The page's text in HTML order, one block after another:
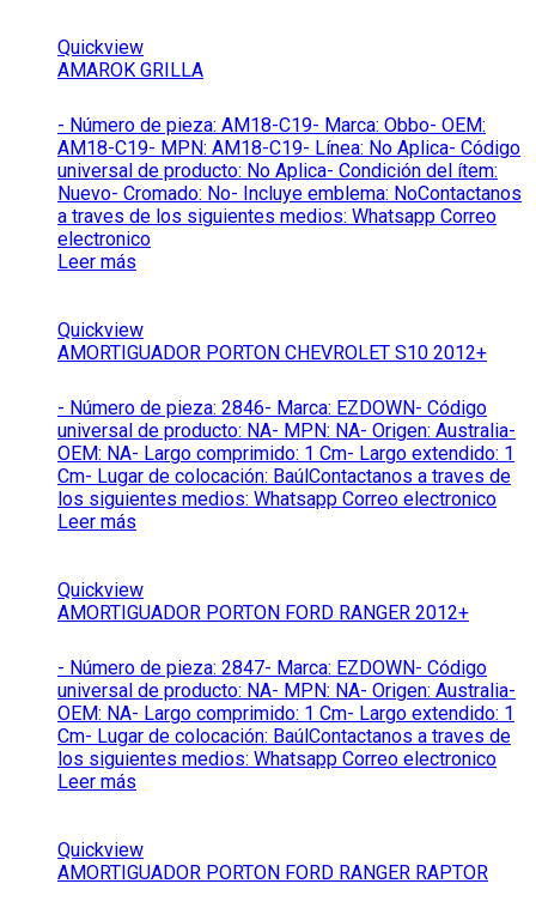
Quickview
AMAROK GRILLA
- Número de pieza: AM18-C19- Marca: Obbo- OEM:
AM18-C19- MPN: AM18-C19- Línea: No Aplica- Código
universal de producto: No Aplica- Condición del ítem:
Nuevo- Cromado: No- Incluye emblema: NoContactanos
a traves de los siguientes medios: Whatsapp Correo
electronico
Leer más
Quickview
AMORTIGUADOR PORTON CHEVROLET S10 2012+
- Número de pieza: 2846- Marca: EZDOWN- Código
universal de producto: NA- MPN: NA- Origen: Australia-
OEM: NA- Largo comprimido: 1 Cm- Largo extendido: 1
Cm- Lugar de colocación: BaúlContactanos a traves de
los siguientes medios: Whatsapp Correo electronico
Leer más
Quickview
AMORTIGUADOR PORTON FORD RANGER 2012+
- Número de pieza: 2847- Marca: EZDOWN- Código
universal de producto: NA- MPN: NA- Origen: Australia-
OEM: NA- Largo comprimido: 1 Cm- Largo extendido: 1
Cm- Lugar de colocación: BaúlContactanos a traves de
los siguientes medios: Whatsapp Correo electronico
Leer más
Quickview
AMORTIGUADOR PORTON FORD RANGER RAPTOR